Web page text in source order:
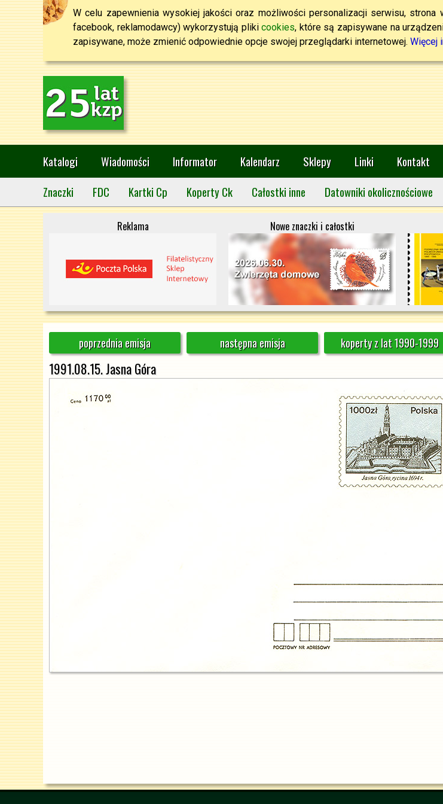
W celu zapewnienia wysokiej jakości oraz możliwości personalizacji serwisu,
facebook, reklamodawcy) wykorzystują plikicookies, które są zapisywane na
zapisywane, może zmienić odpowiednie opcje swojej przeglądarki internetowej. Więcej
Katalogi Wiadomości Informator Kalendarz Sklepy Linki Kontakt
Znaczki
FDC Kartki Cp Koperty Ck Całostki inne Datowniki okolicznościowe
Reklama Nowe znaczki i całostki
poprzednia emisja następna emisja koperty z lat 1990-1999
1991.08.15. Jasna Góra